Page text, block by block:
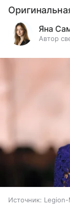
Яна
Автор
Источник: Legion-